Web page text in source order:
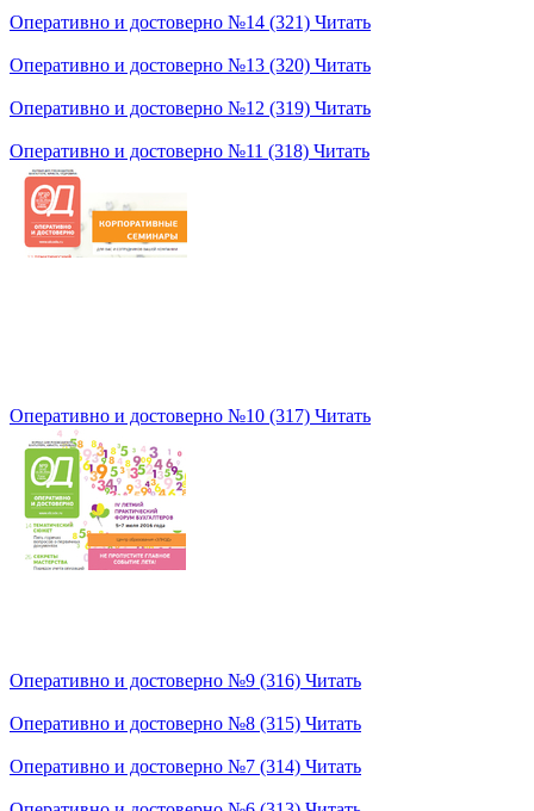
Оперативно и достоверно №14 (321) Читать
Оперативно и достоверно №13 (320) Читать
Оперативно и достоверно №12 (319) Читать
Оперативно и достоверно №11 (318) Читать
Оперативно и достоверно №10 (317) Читать
Оперативно и достоверно №9 (316) Читать
Оперативно и достоверно №8 (315) Читать
Оперативно и достоверно №7 (314) Читать